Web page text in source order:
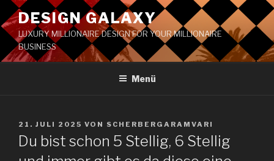
DESIGN GALAXY
LUXURY MILLIONAIRE DESIGN FOR YOUR MILLIONAIRE
BUSINESS
Menü
21. JULI 2025 VON SCHERBERGARAMVARI
Du bist schon 5 Stellig, 6 Stellig